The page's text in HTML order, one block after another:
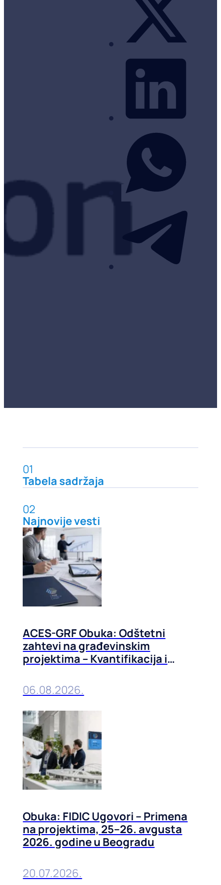
01
Tabela sadržaja
02
Najnovije vesti
ACES-GRF Obuka: Odštetni
zahtevi na građevinskim
projektima – Kvantifikacija i
2026. u Beogradu
06.08.2026.
Obuka: FIDIC Ugovori – Primena
na projektima, 25–26. avgusta
2026. godine u Beogradu
20.07.2026.